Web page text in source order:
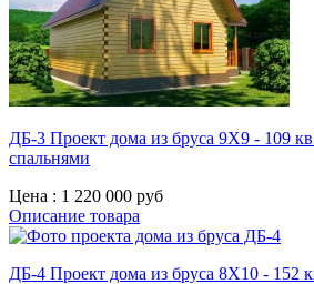
ДБ-3 Проект дома из бруса 9X9 - 109
спальнями
Цена : 1 220 000 руб
Описание товара
ДБ-4 Проект дома из бруса 8X10 - 152